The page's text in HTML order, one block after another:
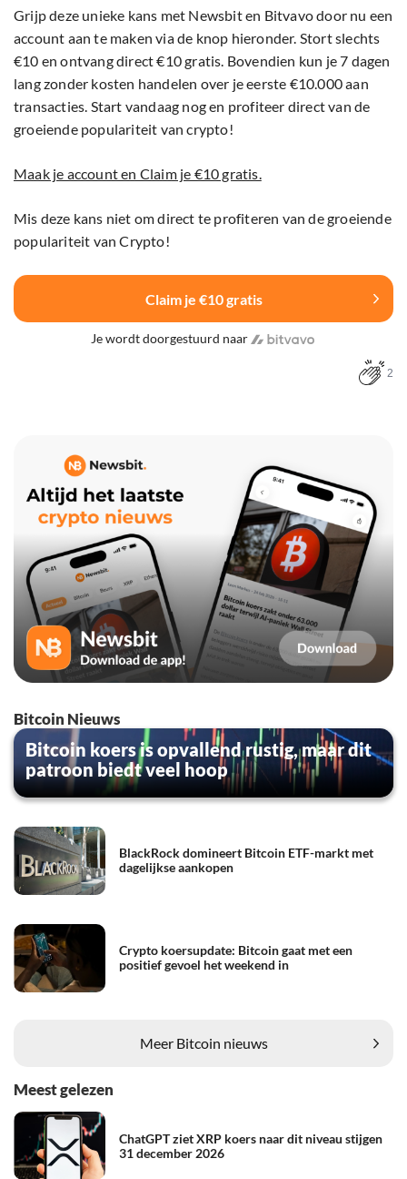
Grijp deze unieke kans met Newsbit en Bitvavo door nu een
account aan te maken via de knop hieronder. Stort slechts
€10 en ontvang direct €10 gratis. Bovendien kun je 7 dagen
lang zonder kosten handelen over je eerste €10.000 aan
transacties. Start vandaag nog en profiteer direct van de
groeiende populariteit van crypto!
Maak je account en Claim je €10 gratis.
Mis deze kans niet om direct te profiteren van de groeiende
populariteit van Crypto!
Claim je €10 gratis
Je wordt doorgestuurd naar
2
Bitcoin Nieuws
Bitcoin koers is opvallend rustig, maar dit
patroon biedt veel hoop
BlackRock domineert Bitcoin ETF-markt met
dagelijkse aankopen
Crypto koersupdate: Bitcoin gaat met een
positief gevoel het weekend in
Meer Bitcoin nieuws
Meest gelezen
ChatGPT ziet XRP koers naar dit niveau stijgen
31 december 2026